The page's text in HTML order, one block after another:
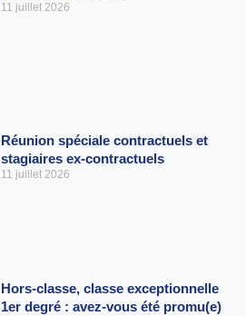
11 juillet 2026
Réunion spéciale contractuels et
stagiaires ex-contractuels
11 juillet 2026
Hors-classe, classe exceptionnelle
1er degré : avez-vous été promu(e)